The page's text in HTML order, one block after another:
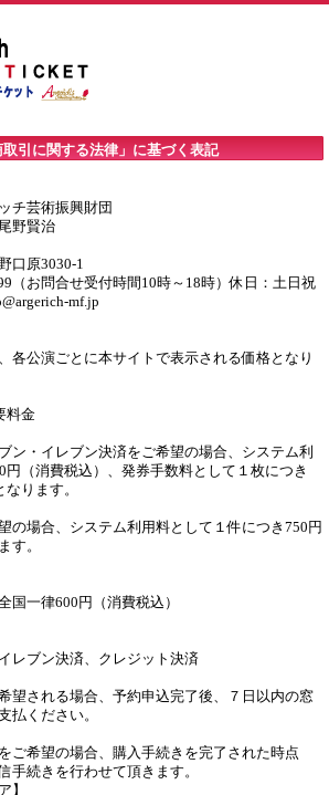
取引に関する法律」に基づく表記
チ芸術振興財団
野賢治
3030-1
（お問合せ受付時間10時～18時）休日：土日祝
mf.jp
各公演ごとに本サイトで表示される価格となり
料金
ン・イレブン決済をご希望の場合、システム利
円（消費税込）、発券手数料として１枚につき
ります。
の場合、システム利用料として１件につき750円
す。
一律600円（消費税込）
レブン決済、クレジット決済
望される場合、予約申込完了後、７日以内の窓
払ください。
ご希望の場合、購入手続きを完了された時点
手続きを行わせて頂きます。
】